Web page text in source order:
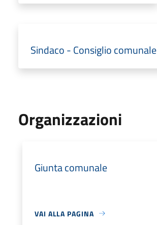
Sindaco - Consiglio comunale
Organizzazioni
Giunta comunale
VAI ALLA PAGINA